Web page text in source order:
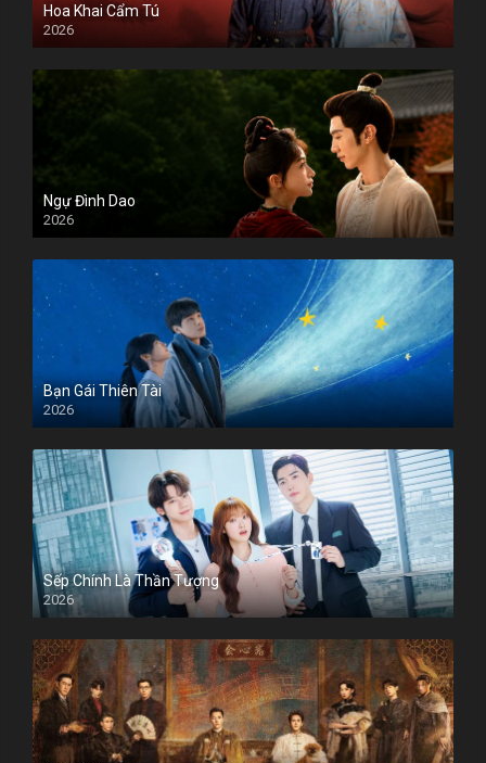
Hoa Khai Cẩm Tú
2026
Ngự Đình Dao
2026
Bạn Gái Thiên Tài
2026
Sếp Chính Là Thần Tượng
2026